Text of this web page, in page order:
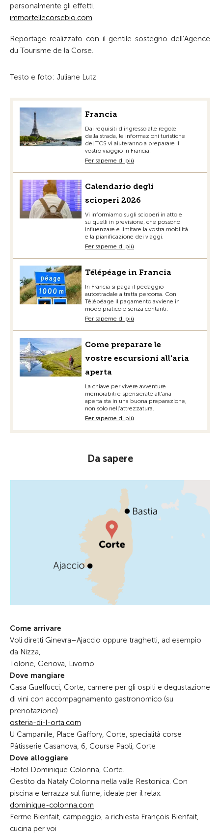
personalmente gli effetti.
immortellecorsebio.com
Reportage realizzato con il gentile sostegno dell’Agence
du Tourisme de la Corse.
Testo e foto: Juliane Lutz
Francia
Dai requisiti d'ingresso alle regole
della strada, le informazioni turistiche
del TCS vi aiuteranno a preparare il
vostro viaggio in Francia.
Per saperne di più
Calendario degli
scioperi 2026
Vi informiamo sugli scioperi in atto e
su quelli in previsione, che possono
influenzare e limitare la vostra mobilità
e la pianificazione dei viaggi.
Per saperne di più
Télépéage in Francia
In Francia si paga il pedaggio
autostradale a tratta percorsa. Con
Télépéage il pagamento avviene in
modo pratico e senza contanti.
Per saperne di più
Come preparare le
vostre escursioni all'aria
aperta
La chiave per vivere avventure
memorabili e spensierate all'aria
aperta sta in una buona preparazione,
non solo nell'attrezzatura.
Per saperne di più
Da sapere
Come arrivare
Voli diretti Ginevra–Ajaccio oppure traghetti, ad esempio
da Nizza,
Tolone, Genova, Livorno
Dove mangiare
Casa Guel­fucci, Corte, camere per gli ospiti e degustazione
di vini con accompagnamento gastronomico (su
prenotazione)
osteria-di-l-orta.com
U Campanile, Place Gaffory, Corte, specialità corse
Pâtisserie Casanova, 6, Course Paoli, Corte
Dove alloggiare
Hotel Dominique Colonna, Corte.
Gestito da Nataly Colonna nella valle Restonica. Con
piscina e terrazza sul fiume, ideale per il relax.
dominique-colonna.com
Ferme Bienfait, campeggio, a richiesta François Bienfait,
cucina per voi